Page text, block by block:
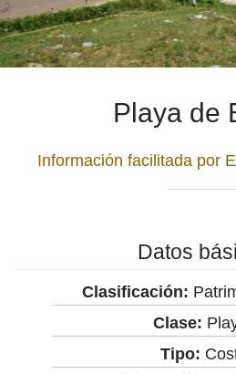
Playa de
Información facilitada por
Datos
Clasificación:
Clase:
Tipo: